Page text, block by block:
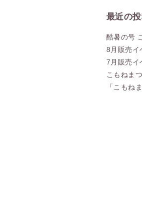
最近の
酷暑の号
8月販売イ
7月販売イ
こもねま
「こもね